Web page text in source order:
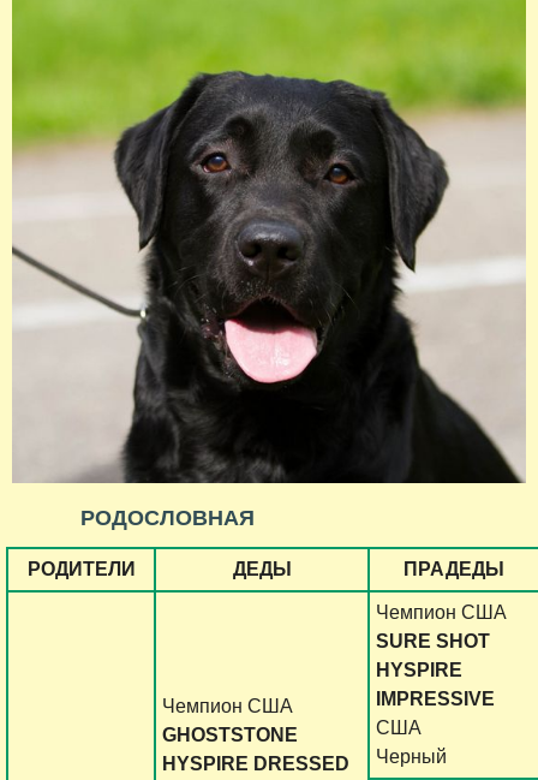
РОДОСЛОВНАЯ
РОДИТЕЛИ ДЕДЫ ПРАДЕДЫ
Чемпион США
GHOSTSTONE
HYSPIRE DRESSED
Чемпион США
SURE SHOT
HYSPIRE
IMPRESSIVE
США
Черный